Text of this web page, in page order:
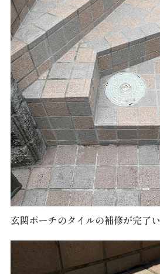
玄関ポーチのタイルの補修が完了い